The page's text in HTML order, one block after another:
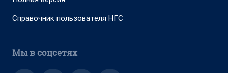
Справочник пользователя НГС
Мы в соцсетях